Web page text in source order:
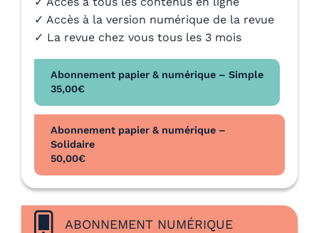
✓ Accès à la version numérique de la revue
✓ La revue chez vous tous les 3 mois
Abonnement papier & numérique – Simple
35,00€
Abonnement papier & numérique –
Solidaire
50,00€
ABONNEMENT NUMÉRIQUE